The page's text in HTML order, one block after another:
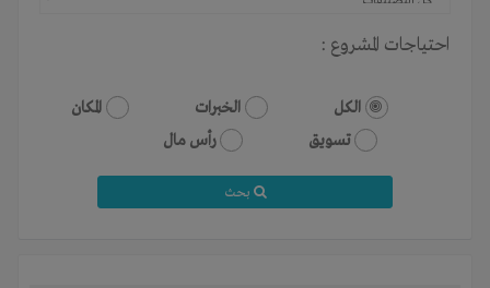
احتياجات المشروع :
الكل الخبرات
المكان
تسويق
رأس مال